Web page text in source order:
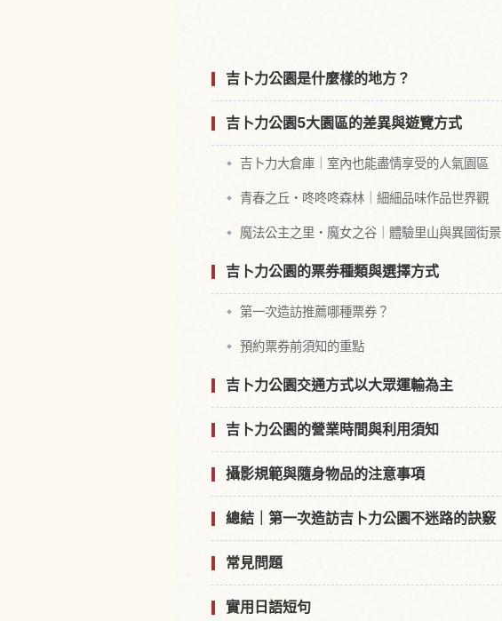
吉卜力公園是什麼樣的地方？
吉卜力公園5大園區的差異與遊覽方式
吉卜力大倉庫｜室內也能盡情享受的人氣園區
青春之丘・咚咚咚森林｜細細品味作品世界觀
魔法公主之里・魔女之谷｜體驗里山與異國街景
吉卜力公園的票券種類與選擇方式
第一次造訪推薦哪種票券？
預約票券前須知的重點
吉卜力公園交通方式以大眾運輸為主
吉卜力公園的營業時間與利用須知
攝影規範與隨身物品的注意事項
總結｜第一次造訪吉卜力公園不迷路的訣竅
常見問題
實用日語短句